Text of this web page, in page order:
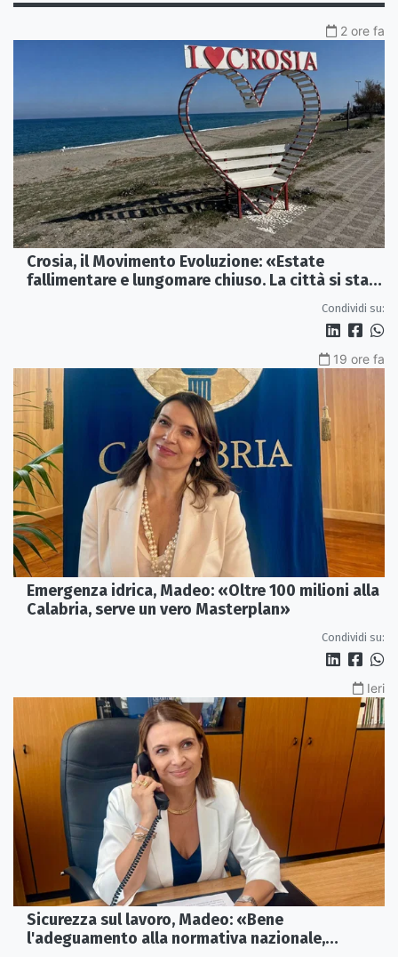
2 ore fa
Crosia, il Movimento Evoluzione: «Estate
fallimentare e lungomare chiuso. La città si sta
Condividi su:
19 ore fa
Emergenza idrica, Madeo: «Oltre 100 milioni alla
Calabria, serve un vero Masterplan»
Condividi su:
Ieri
Sicurezza sul lavoro, Madeo: «Bene
l'adeguamento alla normativa nazionale,